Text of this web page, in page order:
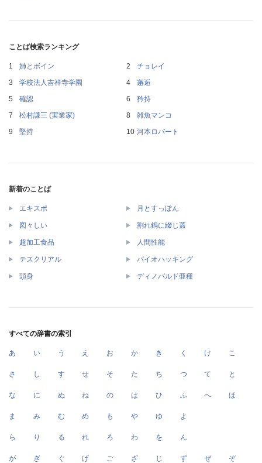
ことば検索ランキング
姉とボイン
チョレイ
学校法人吉祥寺学園
邂逅
確認
矜持
松村謙三 (実業家)
雑魚マンコ
堅持
河本ロバート
新着のことば
エキスポ 月とすっぽん
図々しい 割れ鍋に綴じ蓋
超加工食品 人間性能
テスクリアル バイオハッキング
頭身 ディノバルド亜種
すべての辞書の索引
あ い う え お か き く け こ
さ し す せ そ た ち つ て と
な に ぬ ね の は ひ ふ へ ほ
ま み む め も や ゆ よ
ら り る れ ろ わ を ん
が ぎ ぐ げ ご ざ じ ず ぜ ぞ